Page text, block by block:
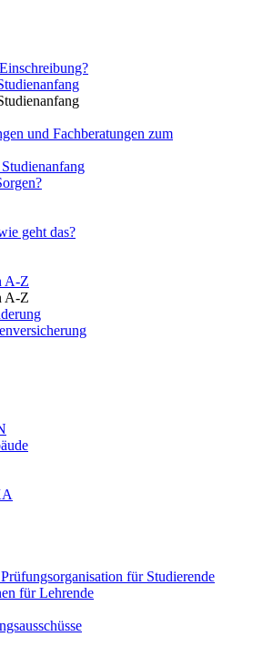
und Fachberatungen zum
geht das?
A-Z
A-Z
für Studierende
für Lehrende